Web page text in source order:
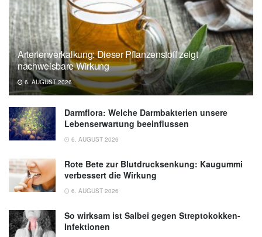
Arterienverkalkung: Dieser Pflanzenstoff zeigt
nachweisbare Wirkung
6. AUGUST 2026
Darmflora: Welche Darmbakterien unsere
Lebenserwartung beeinflussen
6. AUGUST 2026
Rote Bete zur Blutdrucksenkung: Kaugummi
verbessert die Wirkung
6. AUGUST 2026
So wirksam ist Salbei gegen Streptokokken-
Infektionen